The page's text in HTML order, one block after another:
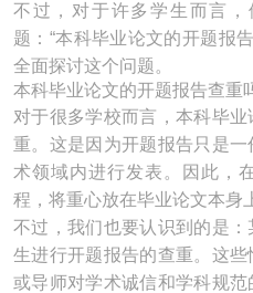
不过，对于许多学生而言
题：“本科毕业论文的开题报
全面探讨这个问题。
本科毕业论文的开题报告查重
对于很多学校而言，本科毕
重。这是因为开题报告只是
术领域内进行发表。因此，
程，将重心放在毕业论文本身
不过，我们也要认识到的是
生进行开题报告的查重。这
或导师对学术诚信和学科规